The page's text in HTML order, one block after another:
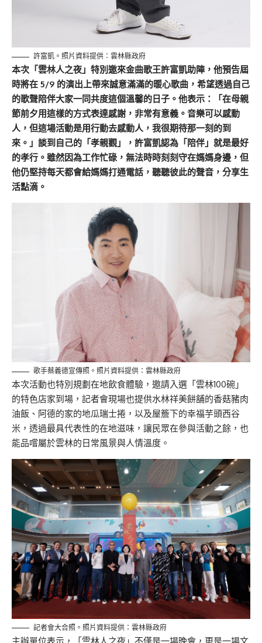
許富凱。照片資料提供：雲林縣政府
本次「雲林人之夜」特別邀來金曲歌王許富凱助陣，他預告屆
時將在 5/9 的演出上帶來誠意滿滿的暖心歌曲，希望透過自己
的歌聲陪伴大家一同共度這個溫馨的日子。他表示：「在母親
節前夕用這樣的方式表達感謝，非常有意義。音樂可以感動
人，但這場活動是用行動去感動人，我很期待那一刻的到
來。」談到自己的「孝親觀」，許富凱認為「陪伴」就是最好
的孝行。雖然因為工作忙碌，無法時時刻刻守在媽媽身邊，但
他仍堅持每天都會給媽媽打通電話，聽聽彼此的聲音，分享生
活點滴。
歌手蔡義德宣傳照。照片資料提供：雲林縣政府
本次活動也特別規劃在地飲食體驗，邀請入選「雲林100碗」
的特色店家到場，記者會現場也提供水林祥美餅舖的香菇豬肉
油飯、阿德的家的地瓜瑞士捲，以及屋簷下的幸福芋頭西谷
米，透過最具代表性的在地滋味，讓民眾在參與活動之餘，也
能品嚐屬於雲林的日常風景與人情溫度。
記者會大合照。照片資料提供：雲林縣政府
主辦單位表示，「雲林人之夜」不僅是一場晚會，更是一場文